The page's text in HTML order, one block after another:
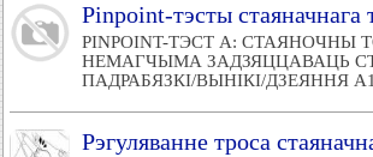
Pinpoint-тэсты стаяначнага
PINPOINT-ТЭСТ A: СТАЯНОЧНЫ
НЕМАГЧЫМА ЗАДЗЯЦЦАВАЦЬ
ПАДРАБЯЗКІ/ВЫНІКІ/ДЗЕЯННЯ
Рэгуляванне троса